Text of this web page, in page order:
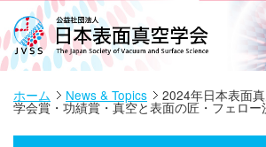
ホーム News & Topics 2024年日本表面
学会賞・功績賞・真空と表面の匠・フェロ